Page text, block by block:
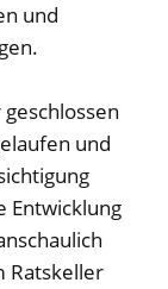
und
und
Entwicklung
Ratskeller